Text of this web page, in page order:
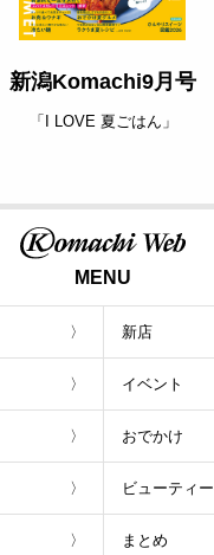
新潟Komachi9月号
「I LOVE 夏ごはん」
MENU
新店
イベント
おでかけ
ビューティー
まとめ